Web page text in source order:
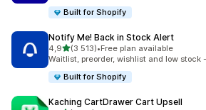
Built for Shopify
Notify Me! Back in Stock Alert
4,9z 5 hvězd
(3 513)
Celkový počet recenzí: 3513
•Free plan available
Waitlist, preorder, wishlist and low stock
Built for Shopify
Kaching CartDrawer Cart Upsell